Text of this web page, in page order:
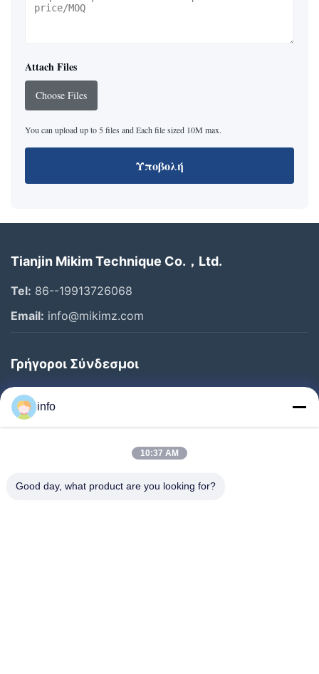
Attach Files
Choose Files
You can upload up to 5 files and Each file sized 10M max.
Υποβολή
Tianjin Mikim Technique Co.，Ltd.
Tel: 86--19913726068
Email: info@mikimz.com
Γρήγοροι Σύνδεσμοι
Αρχική
Προϊόντα
Ξενάγηση Στο Εργοστάσιο
info
10:37 AM
Good day, what product are you looking for?